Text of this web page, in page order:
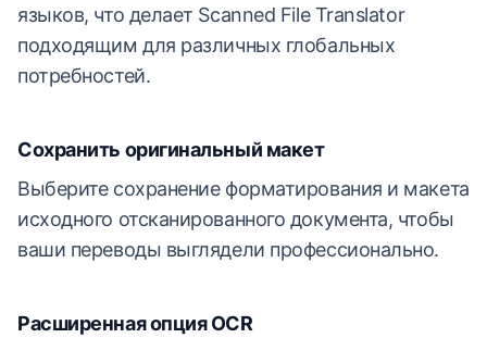
языков, что делает Scanned File Translator
подходящим для различных глобальных
потребностей.
Сохранить оригинальный макет
Выберите сохранение форматирования и макета
исходного отсканированного документа, чтобы
ваши переводы выглядели профессионально.
Расширенная опция OCR